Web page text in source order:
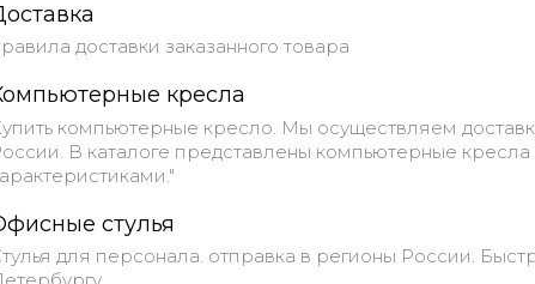
доставки заказанного товара
кресла
компьютерные кресло. Мы осуществляем
В каталоге представлены компьютерные
стулья
для персонала. отправка в регионы России.